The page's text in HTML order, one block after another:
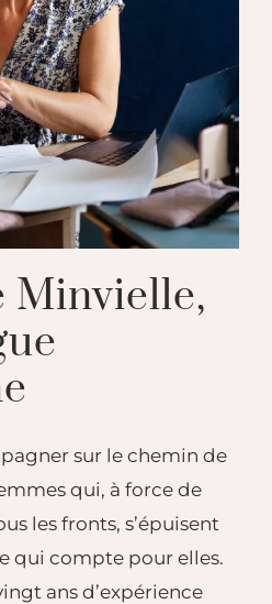
Minvielle,
sur le chemin de
qui, à force de
les fronts, s’épuisent
qui compte pour elles.
ans d’expérience